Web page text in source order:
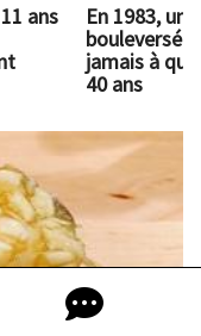
ans
En 1983, un
bouleversé
jamais à
40 ans